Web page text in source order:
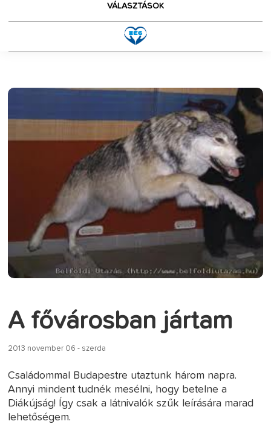
VÁLASZTÁSOK
A fővárosban jártam
2013 november 06 - szerda
Családommal Budapestre utaztunk három napra.
Annyi mindent tudnék mesélni, hogy betelne a
Diákújság! Így csak a látnivalók szűk leírására marad
lehetőségem.